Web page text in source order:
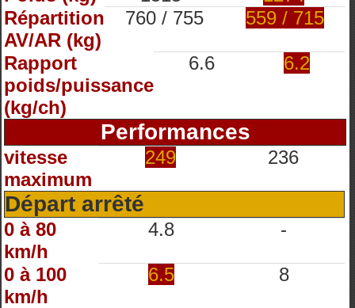
Répartition
AV/AR (kg)
760 / 755 559 / 715
Rapport
poids/puissance
(kg/ch)
6.6 6.2
Performances
vitesse
maximum
249 236
Départ arrêté
0 à 80
km/h
4.8 -
0 à 100
km/h
6.5 8